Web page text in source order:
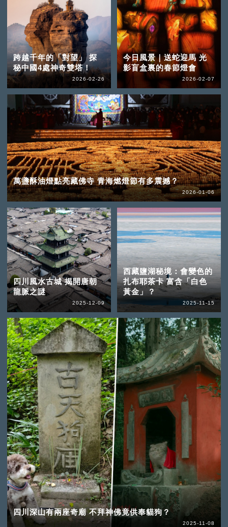
跨越千年的「對望」 探
秘中國4處神奇雙塔！
2026-02-26
今日風景｜送蛇迎馬 光
影盲盒裏的春節燈會
2026-02-07
萬盞酥油燈點亮藏佛寺 青海燃燈節有多震撼？
2026-01-06
四川風水古城 揭開唐朝
龍脈之謎
2025-12-09
西藏鹽湖秘境：會變色的
扎布耶茶卡 富含「白色
黃金」？
2025-11-15
四川深山有兩座奇廟 不拜神佛竟供奉貓狗？
2025-11-08